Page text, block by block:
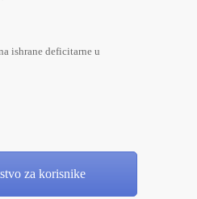
ishrane deficitarne u
za korisnike